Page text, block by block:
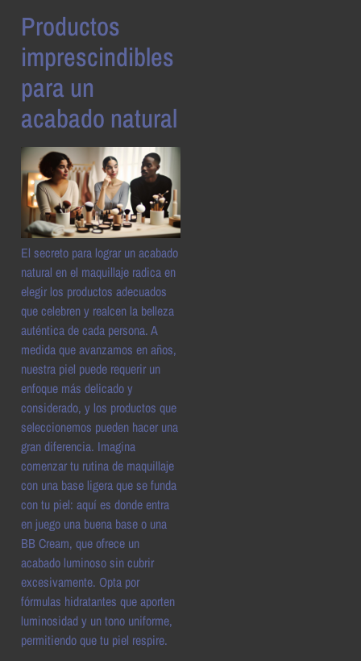
Productos
imprescindibles
para un
acabado natural
El secreto para lograr un acabado
natural en el maquillaje radica en
elegir los productos adecuados
que celebren y realcen la belleza
auténtica de cada persona. A
medida que avanzamos en años,
nuestra piel puede requerir un
enfoque más delicado y
considerado, y los productos que
seleccionemos pueden hacer una
gran diferencia. Imagina
comenzar tu rutina de maquillaje
con una base ligera que se funda
con tu piel: aquí es donde entra
en juego una buena base o una
BB Cream, que ofrece un
acabado luminoso sin cubrir
excesivamente. Opta por
fórmulas hidratantes que aporten
luminosidad y un tono uniforme,
permitiendo que tu piel respire.